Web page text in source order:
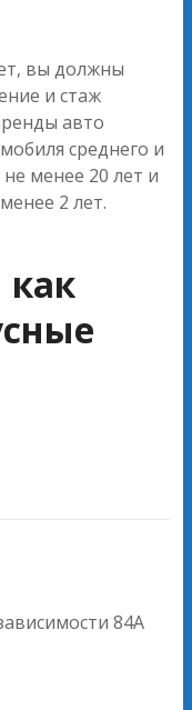
вы должны
и стаж
авто
среднего и
менее 20 лет и
2 лет.
как
84А